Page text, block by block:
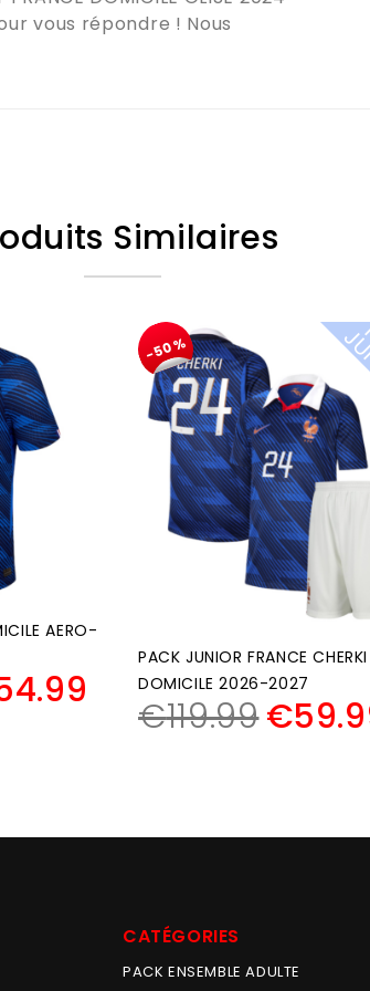
vous répondre ! Nous
Similaires
AERO-
-50%
PACK JUNIOR FRANCE CHERKI
DOMICILE 2026-2027
€119.99€
CATÉGORIES
PACK ENSEMBLE ADULTE